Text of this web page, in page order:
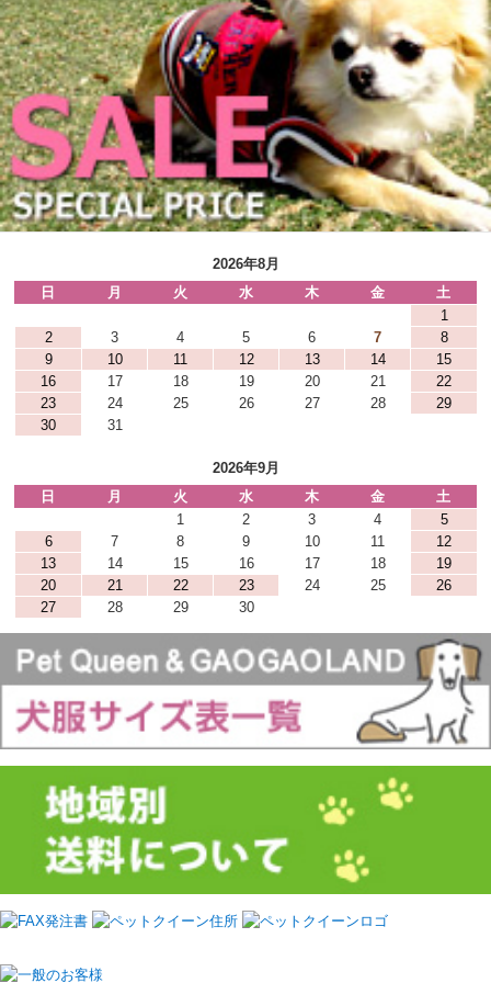
2026年8月
日
月 火 水 木 金
土
1
2
3 4 5 6 7
8
9
10 11 12 13 14
15
16
17 18 19 20 21
22
23
24 25 26 27 28
29
30
31
2026年9月
日
月 火 水 木 金
土
1
2 3 4
5
6
7 8 9 10 11
12
13
14 15 16 17 18
19
20
21 22 23 24 25
26
27
28 29 30